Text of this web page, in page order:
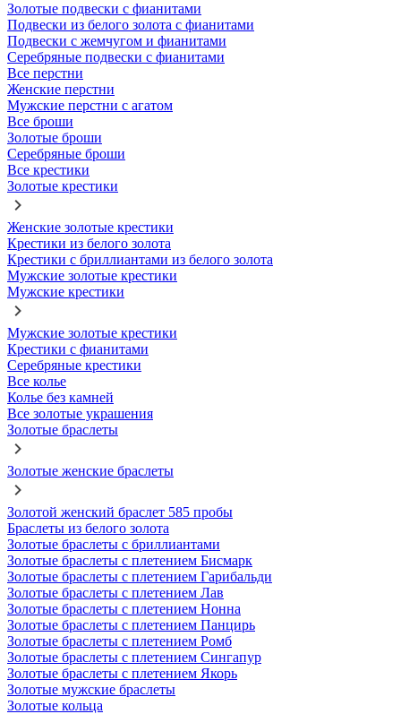
Золотые подвески с фианитами
Подвески из белого золота с фианитами
Подвески с жемчугом и фианитами
Серебряные подвески с фианитами
Все перстни
Женские перстни
Мужские перстни с агатом
Все броши
Золотые броши
Серебряные броши
Все крестики
Золотые крестики
Женские золотые крестики
Крестики из белого золота
Крестики с бриллиантами из белого золота
Мужские золотые крестики
Мужские крестики
Мужские золотые крестики
Крестики с фианитами
Серебряные крестики
Все колье
Колье без камней
Все золотые украшения
Золотые браслеты
Золотые женские браслеты
Золотой женский браслет 585 пробы
Браслеты из белого золота
Золотые браслеты с бриллиантами
Золотые браслеты с плетением Бисмарк
Золотые браслеты с плетением Гарибальди
Золотые браслеты с плетением Лав
Золотые браслеты с плетением Нонна
Золотые браслеты с плетением Панцирь
Золотые браслеты с плетением Ромб
Золотые браслеты с плетением Сингапур
Золотые браслеты с плетением Якорь
Золотые мужские браслеты
Золотые кольца